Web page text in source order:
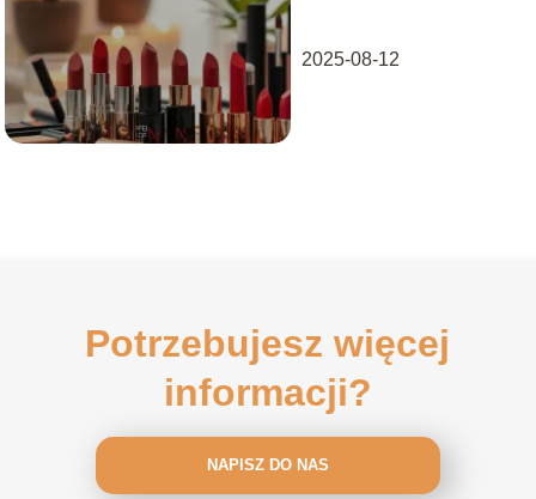
2025-08-12
Potrzebujesz więcej
informacji?
NAPISZ DO NAS